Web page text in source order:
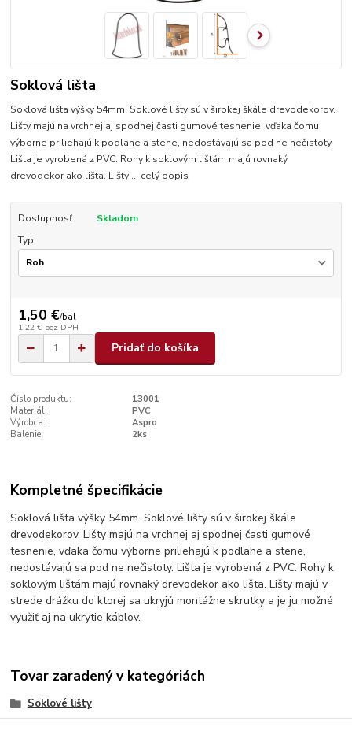
Soklová lišta
Soklová lišta výšky 54mm. Soklové lišty sú v širokej škále drevodekorov.
Lišty majú na vrchnej aj spodnej časti gumové tesnenie, vďaka čomu
výborne priliehajú k podlahe a stene, nedostávajú sa pod ne nečistoty.
Lišta je vyrobená z PVC. Rohy k soklovým lištám majú rovnaký
drevodekor ako lišta. Lišty ... celý popis
Dostupnosť
Skladom
Typ
1,50 €/bal
1,22 € bez DPH
Pridať do košíka
Číslo produktu:
13001
Materiál:
PVC
Výrobca:
Aspro
Balenie:
2ks
Kompletné špecifikácie
Soklová lišta výšky 54mm. Soklové lišty sú v širokej škále
drevodekorov. Lišty majú na vrchnej aj spodnej časti gumové
tesnenie, vďaka čomu výborne priliehajú k podlahe a stene,
nedostávajú sa pod ne nečistoty. Lišta je vyrobená z PVC. Rohy k
soklovým lištám majú rovnaký drevodekor ako lišta. Lišty majú v
strede drážku do ktorej sa ukryjú montážne skrutky a je ju možné
využiť aj na ukrytie káblov.
Tovar zaradený v kategóriách
Soklové lišty